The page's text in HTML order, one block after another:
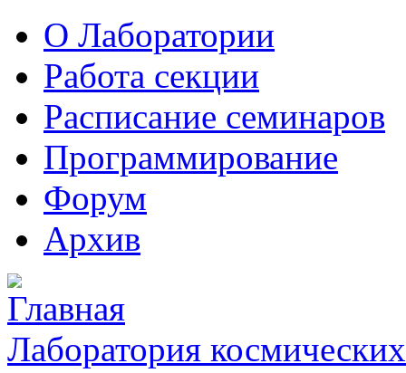
О Лаборатории
Работа секции
Расписание семинаров
Программирование
Форум
Архив
Лаборатория